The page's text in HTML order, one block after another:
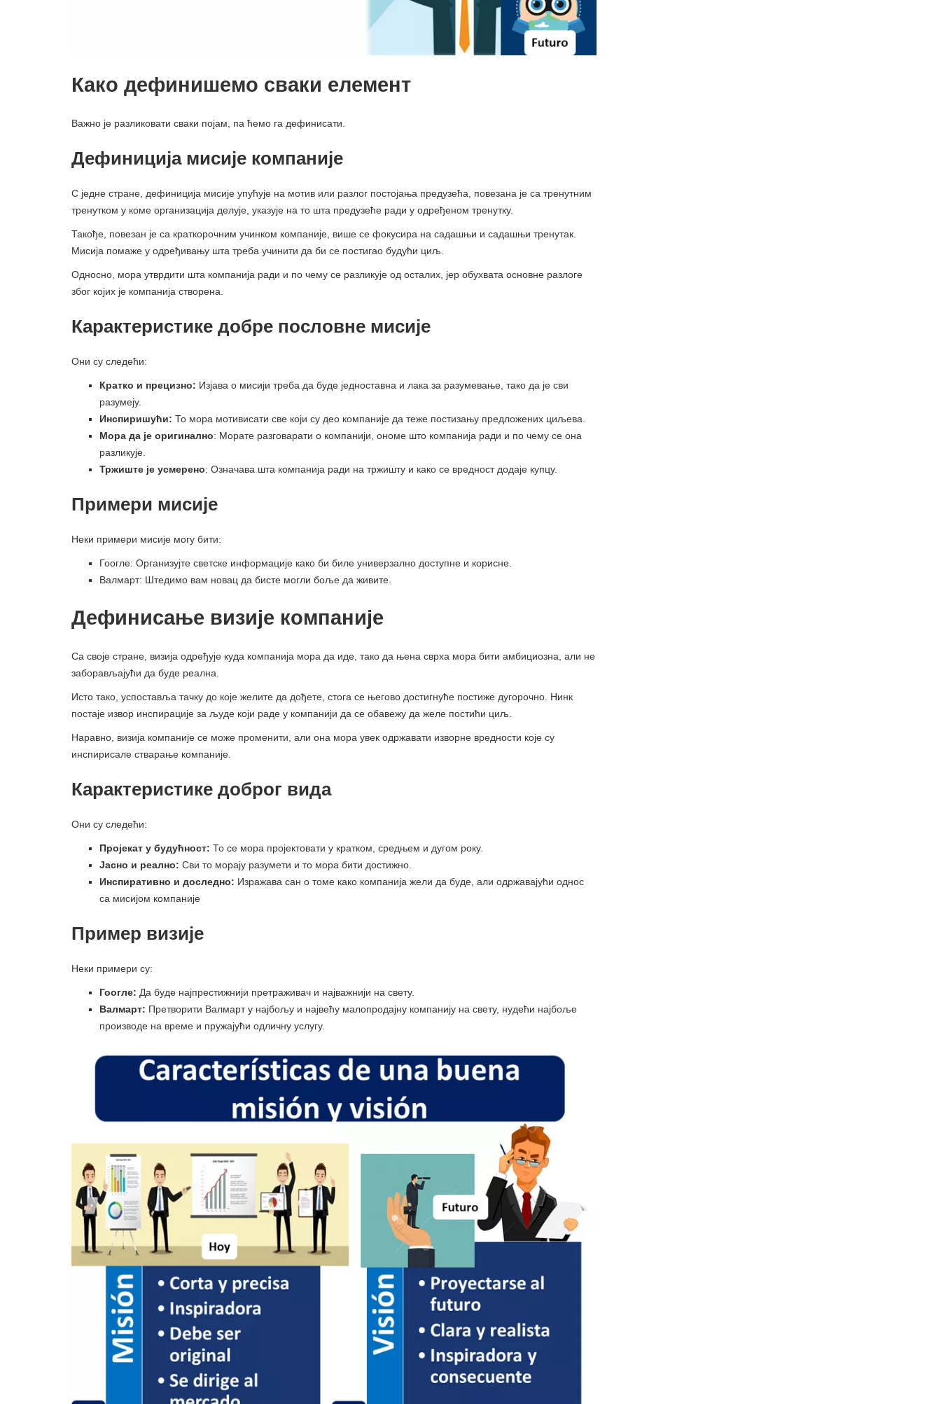
Како дефинишемо сваки елемент
Важно је разликовати сваки појам, па ћемо га дефинисати.
Дефиниција мисије компаније
С једне стране, дефиниција мисије упућује на мотив или разлог постојања предузећа, повезана је са тренутним
тренутком у коме организација делује, указује на то шта предузеће ради у одређеном тренутку.
Такође, повезан је са краткорочним учинком компаније, више се фокусира на садашњи и садашњи тренутак.
Мисија помаже у одређивању шта треба учинити да би се постигао будући циљ.
Односно, мора утврдити шта компанија ради и по чему се разликује од осталих, јер обухвата основне разлоге
због којих је компанија створена.
Карактеристике добре пословне мисије
Они су следећи:
Кратко и прецизно: Изјава о мисији треба да буде једноставна и лака за разумевање, тако да је сви
разумеју.
Инспиришући: То мора мотивисати све који су део компаније да теже постизању предложених циљева.
Мора да је оригинално: Морате разговарати о компанији, ономе што компанија ради и по чему се она
разликује.
Тржиште је усмерено: Означава шта компанија ради на тржишту и како се вредност додаје купцу.
Примери мисије
Неки примери мисије могу бити:
Гоогле: Организујте светске информације како би биле универзално доступне и корисне.
Валмарт: Штедимо вам новац да бисте могли боље да живите.
Дефинисање визије компаније
Са своје стране, визија одређује куда компанија мора да иде, тако да њена сврха мора бити амбициозна, али не
заборављајући да буде реална.
Исто тако, успоставља тачку до које желите да дођете, стога се његово достигнуће постиже дугорочно. Нинк
постаје извор инспирације за људе који раде у компанији да се обавежу да желе постићи циљ.
Наравно, визија компаније се може променити, али она мора увек одржавати изворне вредности које су
инспирисале стварање компаније.
Карактеристике доброг вида
Они су следећи:
Пројекат у будућност: То се мора пројектовати у кратком, средњем и дугом року.
Јасно и реално: Сви то морају разумети и то мора бити достижно.
Инспиративно и доследно: Изражава сан о томе како компанија жели да буде, али одржавајући однос
са мисијом компаније
Пример визије
Неки примери су:
Гоогле: Да буде најпрестижнији претраживач и најважнији на свету.
Валмарт: Претворити Валмарт у најбољу и највећу малопродајну компанију на свету, нудећи најбоље
производе на време и пружајући одличну услугу.